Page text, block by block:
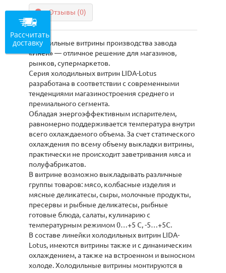
Отзывы (0)
Холодильные витрины производства завода
«Иней» — отличное решение для магазинов,
рынков, супермаркетов.
Серия холодильных витрин LIDA-Lotus
разработана в соответствии с современными
тенденциями магазиностроения среднего и
премиального сегмента.
Обладая энергоэффективным испарителем,
равномерно поддерживается температура внутри
всего охлаждаемого объема. За счет статического
охлаждения по всему объему выкладки витрины,
практически не происходит заветривания мяса и
полуфабрикатов.
В витрине возможно выкладывать различные
группы товаров: мясо, колбасные изделия и
мясные деликатесы, сыры, молочные продукты,
пресервы и рыбные деликатесы, рыбные
готовые блюда, салаты, кулинарию с
температурным режимом 0…+5 С, -5…+5С.
В составе линейки холодильных витрин LIDA-
Lotus, имеются витрины также и с динамическим
охлаждением, а также на встроенном и выносном
холоде. Холодильные витрины монтируются в
Рассчитать
доставку